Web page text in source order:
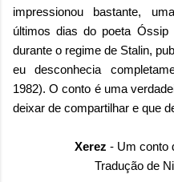
impressionou bastante,
últimos dias do poeta Óssip
durante o regime de Stalin,
eu desconhecia
1982). O conto é uma
deixar de compartilhar e que
Xerez - Um conto
Tradução de